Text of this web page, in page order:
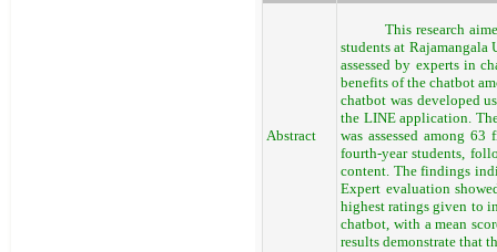
Abstract
This research aimed
students at Rajamangala
assessed by experts in
benefits of the chatbot
chatbot was developed
the LINE application.
was assessed among
fourth-year students,
content. The findings
Expert evaluation
highest ratings given to
chatbot, with a mean
results demonstrate that